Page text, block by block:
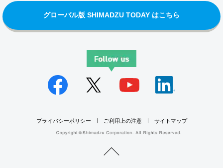
グローバル版 SHIMADZU TODAY はこちら
プライバシーポリシー ご利用上の注意 サイトマップ